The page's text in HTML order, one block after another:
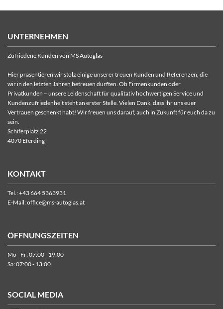
UNTERNEHMEN
Zufriedene Kunden von MS Autoglas
Hier präsentieren wir stolz einige unserer treuen Kunden und Referenzen, die
wir in den letzten Jahren betreuen durften. Ob Firmenkunden oder
Privatkunden – unsere Leidenschaft für qualitativ hochwertigen Service und
Kundenzufriedenheit steht an erster Stelle. Vielen Dank, dass ihr uns euer
Vertrauen geschenkt habt! Wir freuen uns darauf, auch in Zukunft für euch da zu
sein.
Schiferplatz 22
4070 Eferding
KONTAKT
Tel.:+43 664 5363931
E-Mail:office@ms-autoglas.at
ÖFFNUNGSZEITEN
Mo - Fr: 07:00 - 19:00
Sa: 07:00 - 13:00
SOCIAL MEDIA